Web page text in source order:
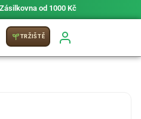
od 1000 Kč
TRŽIŠTĚ